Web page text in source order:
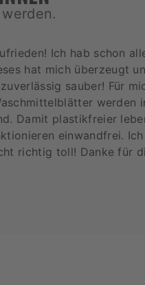
Ich hab schon
hat mich überzeugt
sauber! Für
werden
Damit plastikfreier
einwandfrei.
richtig toll! Danke für